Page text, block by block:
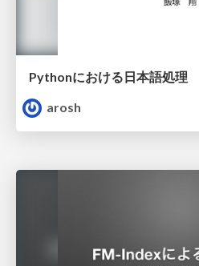
Pythonにおける日本語処理
arosh